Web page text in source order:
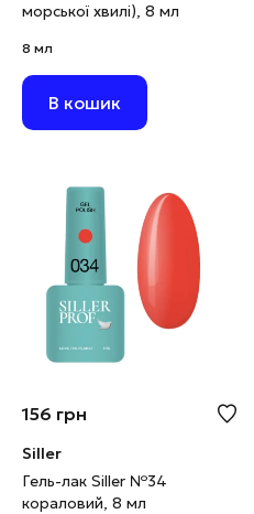
морської хвилі), 8 мл
8 мл
В кошик
156 грн
Siller
Гель-лак Siller №34
кораловий, 8 мл